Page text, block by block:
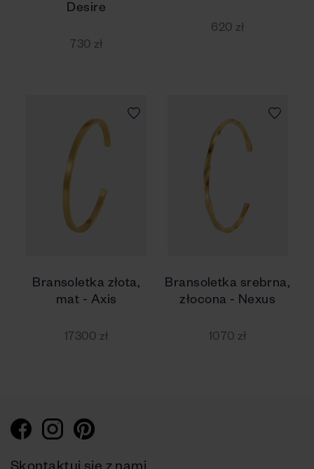
Desire
730 zł
620 zł
Bransoletka złota,
mat - Axis
17300 zł
Bransoletka srebrna,
złocona - Nexus
1070 zł